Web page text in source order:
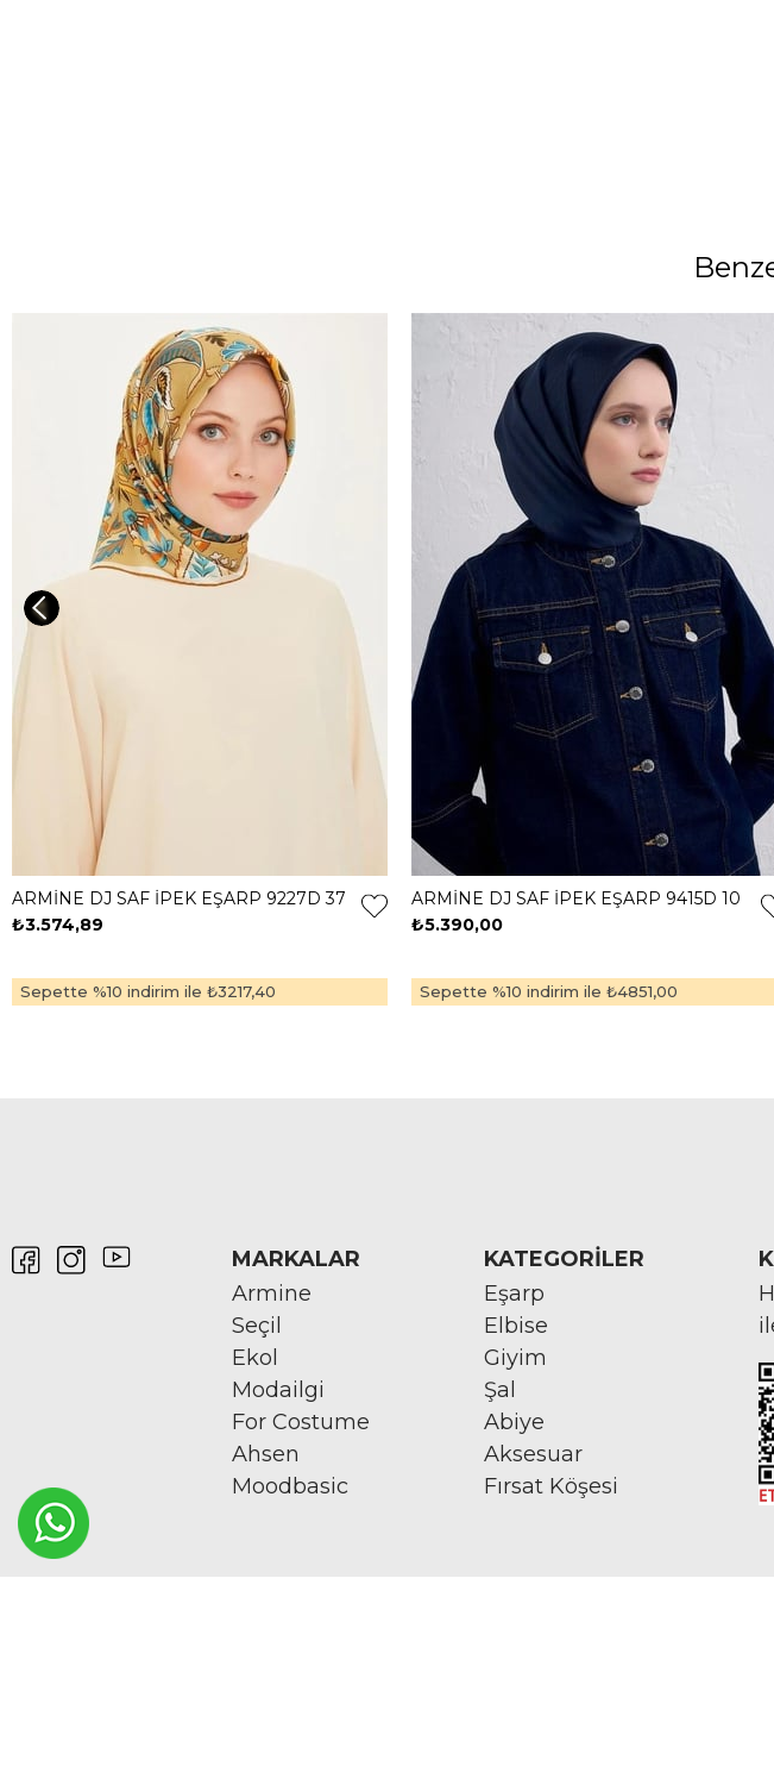
ARMİNE DJ SAF İPEK EŞARP 9227D 37
₺3.574,89
Sepette %10 indirim ile ₺3217,40
ARMİNE DJ SAF İPEK EŞARP 9415D 10
₺5.390,00
Sepette %10 indirim ile ₺4851,00
MARKALAR
Armine
Seçil
Ekol
Modailgi
For Costume
Ahsen
Moodbasic
KATEGORİLER
Eşarp
Elbise
Giyim
Şal
Abiye
Aksesuar
Fırsat Köşesi